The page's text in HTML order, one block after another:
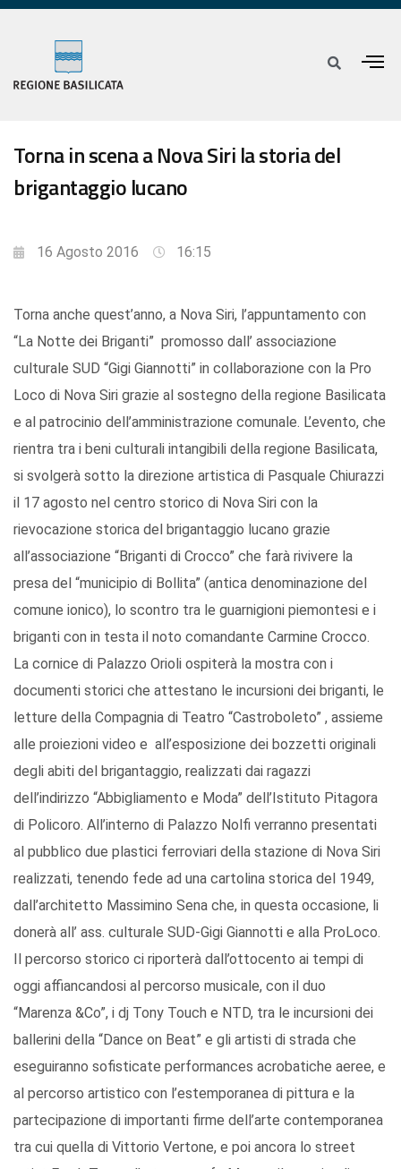
Torna in scena a Nova Siri la storia del
brigantaggio lucano
16 Agosto 2016 16:15
Torna anche quest’anno, a Nova Siri, l’appuntamento con
“La Notte dei Briganti” promosso dall’ associazione
culturale SUD “Gigi Giannotti” in collaborazione con la Pro
Loco di Nova Siri grazie al sostegno della regione Basilicata
e al patrocinio dell’amministrazione comunale. L’evento, che
rientra tra i beni culturali intangibili della regione Basilicata,
si svolgerà sotto la direzione artistica di Pasquale Chiurazzi
il 17 agosto nel centro storico di Nova Siri con la
rievocazione storica del brigantaggio lucano grazie
all’associazione “Briganti di Crocco” che farà rivivere la
presa del “municipio di Bollita” (antica denominazione del
comune ionico), lo scontro tra le guarnigioni piemontesi e i
briganti con in testa il noto comandante Carmine Crocco.
La cornice di Palazzo Orioli ospiterà la mostra con i
documenti storici che attestano le incursioni dei briganti, le
letture della Compagnia di Teatro “Castroboleto” , assieme
alle proiezioni video e all’esposizione dei bozzetti originali
degli abiti del brigantaggio, realizzati dai ragazzi
dell’indirizzo “Abbigliamento e Moda” dell’Istituto Pitagora
di Policoro. All’interno di Palazzo Nolfi verranno presentati
al pubblico due plastici ferroviari della stazione di Nova Siri
realizzati, tenendo fede ad una cartolina storica del 1949,
dall’architetto Massimino Sena che, in questa occasione, li
donerà all’ ass. culturale SUD-Gigi Giannotti e alla ProLoco.
Il percorso storico ci riporterà dall’ottocento ai tempi di
oggi affiancandosi al percorso musicale, con il duo
“Marenza &Co”, i dj Tony Touch e NTD, tra le incursioni dei
ballerini della “Dance on Beat” e gli artisti di strada che
eseguiranno sofisticate performances acrobatiche aeree, e
al percorso artistico con l’estemporanea di pittura e la
partecipazione di importanti firme dell’arte contemporanea
tra cui quella di Vittorio Vertone, e poi ancora lo street